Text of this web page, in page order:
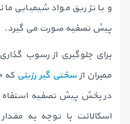
و یا تزریق مواد شیمیایی
پیش تصفیه صورت می گیرد.
برای جلوگیری از رسوب
ممبران ازسختی گیر رزینی که
در بخش پیش تصفیه استفاه
اسکالانت با توجه به